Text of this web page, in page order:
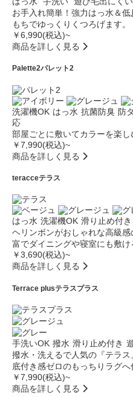
お手入れ簡単！強力はっ水＆
もちでゆっくりくつろげます。
￥6,990(税込)~
商品を詳しく見る
Palette2パレット2
洗濯機OK はっ水 抗菌防臭 防
応
部屋ごとに敷いてカラーを楽し
￥7,990(税込)~
商品を詳しく見る
teracceテラス
はっ水 洗濯機OK 滑り止め付き
ヘリンボンがおしゃれな高級
富でダイニングや寝室にも敷け
￥3,690(税込)~
商品を詳しく見る
Terrace plusテラスプラス
手洗いOK 撥水 滑り止め付き
撥水・洗えるで人気の『テラ
底付き感ゼロのもっちりラグへ
￥7,990(税込)~
商品を詳しく見る